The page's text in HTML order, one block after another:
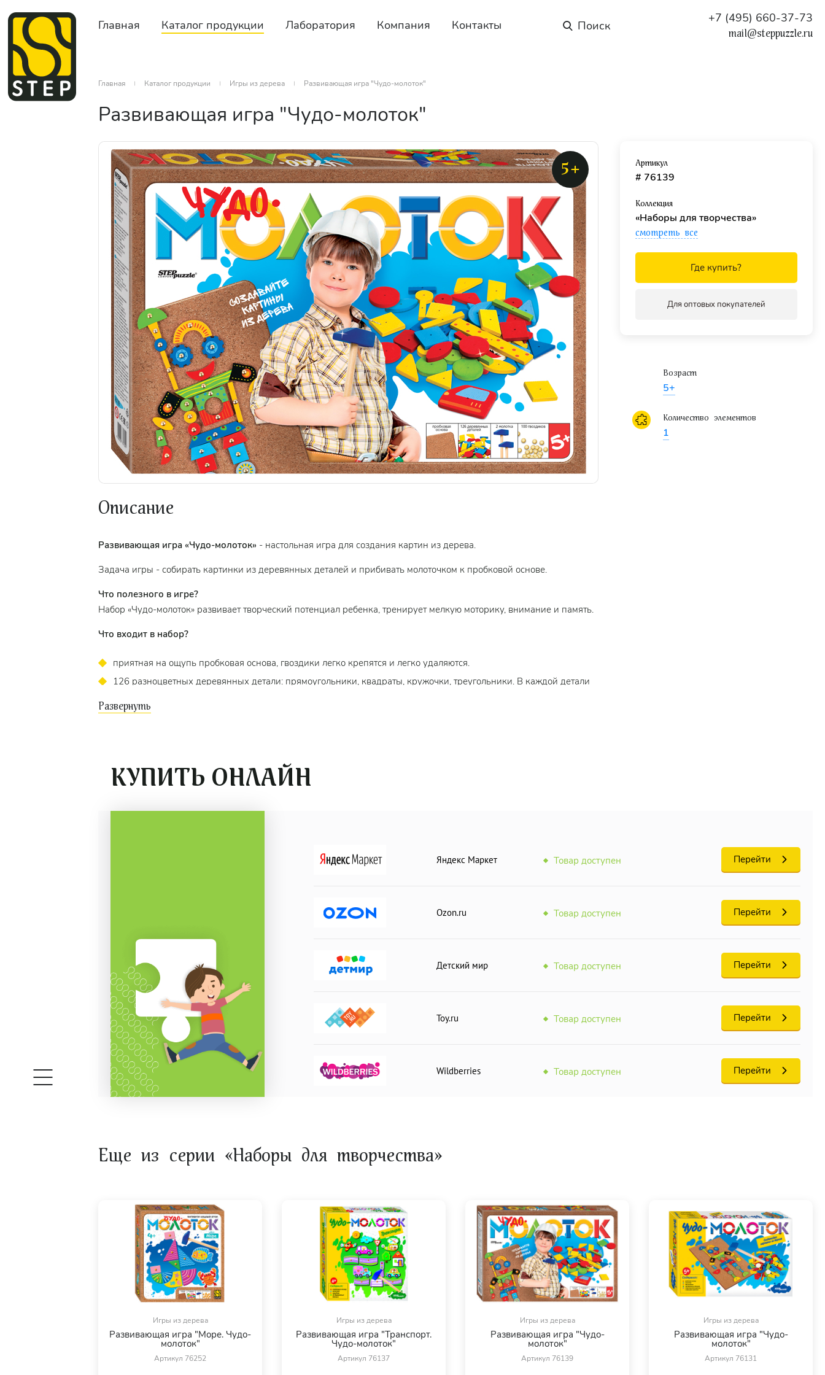
Главная Каталог продукции Лаборатория Компания Контакты +7 (495) 660-37-73
mail@steppuzzle.ru
Главная Каталог продукции Игры из дерева Развивающая игра "Чудо-молоток"
Развивающая игра "Чудо-молоток"
5+
Описание
Развивающая игра «Чудо-молоток» - настольная игра для создания картин из дерева.
Задача игры - собирать картинки из деревянных деталей и прибивать молоточком к пробковой основе.
Что полезного в игре?
Набор «Чудо-молоток» развивает творческий потенциал ребенка, тренирует мелкую моторику, внимание и память.
Что входит в набор?
приятная на ощупь пробковая основа, гвоздики легко крепятся и легко удаляются.
126 разноцветных деревянных детали: прямоугольники, квадраты, кружочки, треугольники. В каждой детали
2 деревянных молоточка. Молоточки безопасны для ребенка и не содержат металлических частей, но несмотря
3 двусторонние карточки с примерами.
Соревнование. Разделите между игроками все детали, непарные отложите в сторону. Кто быстрее сможет
Количество игроков.
В игру «Чудо-молоток» можно играть как одному, создавая картины, так и вдвоем.
Время игры.
10-30 минут.
Материалы.
Дерево, металл, пробка.
Порадуйте ребенка увлекательной развивающей игрой«Чудо-молоток».
10хит
Игра «Транспорт. Чудо-молоток»
Артикул
# 76139
Коллекция
«Наборы для творчества»
смотреть все
Где купить?
Для оптовых покупателей
Возраст
5+
Количество элементов
1
КУПИТЬ ОНЛАЙН
Яндекс Маркет Товар доступен Перейти
Ozon.ru Товар доступен Перейти
Детский мир Товар доступен Перейти
Toy.ru Товар доступен Перейти
Wildberries Товар доступен Перейти
Еще из серии «Наборы для творчества»
Игры из дерева
Развивающая игра "Море. Чудо-
молоток"
Артикул 76252
Игры из дерева
Развивающая игра "Транспорт.
Чудо-молоток"
Артикул 76137
Игры из дерева
Развивающая игра "Чудо-
молоток"
Артикул 76139
Игры из дерева
Развивающая игра "Чудо-
молоток"
Артикул 76131